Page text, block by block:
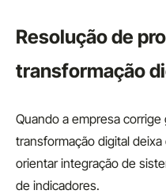
Resolução de
transformação
Quando a empresa
transformação digital
orientar integração de
de indicadores.